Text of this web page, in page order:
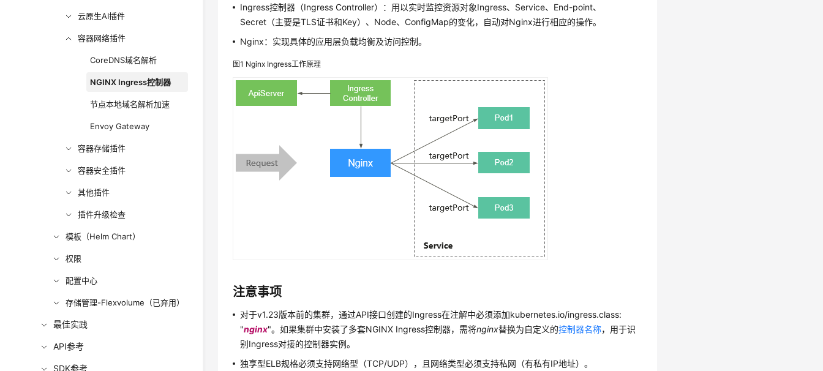
云原生AI插件
容器网络插件
CoreDNS域名解析
NGINX Ingress控制器
节点本地域名解析加速
Envoy Gateway
容器存储插件
容器安全插件
其他插件
插件升级检查
模板（Helm Chart）
权限
配置中心
存储管理-Flexvolume（已弃用）
最佳实践
API参考
SDK参考
Ingress控制器（Ingress Controller）：用以实时监控资源对象Ingress、Service、End-point、
Secret（主要是TLS证书和Key）、Node、ConfigMap的变化，自动对Nginx进行相应的操作。
Nginx：实现具体的应用层负载均衡及访问控制。
图1 Nginx Ingress工作原理
注意事项
对于v1.23版本前的集群，通过API接口创建的Ingress在注解中必须添加kubernetes.io/ingress.class:
"nginx"。如果集群中安装了多套NGINX Ingress控制器，需将nginx替换为自定义的控制器名称，用于识
别Ingress对接的控制器实例。
独享型ELB规格必须支持网络型（TCP/UDP），且网络类型必须支持私网（有私有IP地址）。